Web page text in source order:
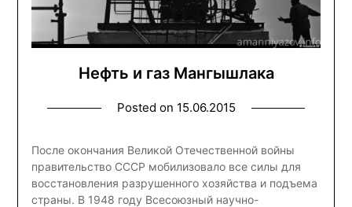
Нефть и газ Мангышлака
Posted on 15.06.2015
После окончания Великой Отечественной войны
правительство СССР мобилизовало все силы для
восстановления разрушенного хозяйства и подъема
страны. В 1948 году Всесоюзный научно-